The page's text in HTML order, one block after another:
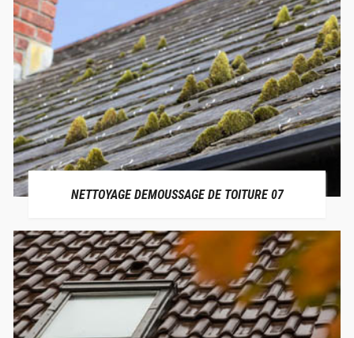
NETTOYAGE DEMOUSSAGE DE TOITURE 07